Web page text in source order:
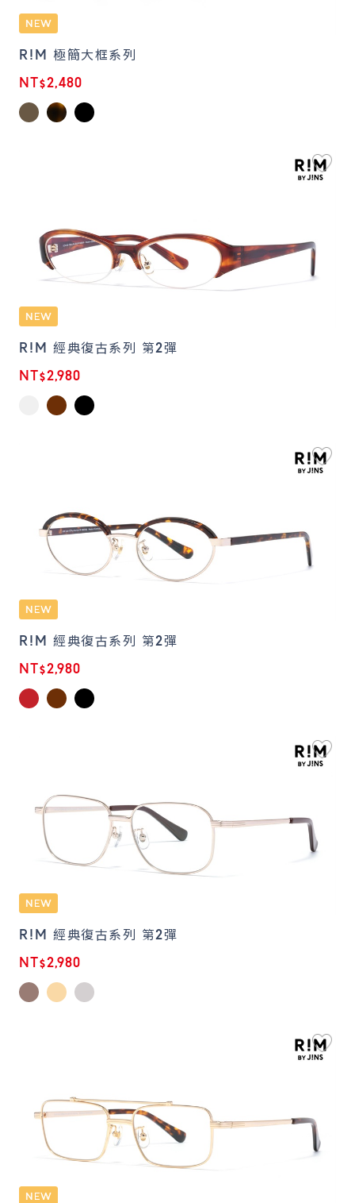
R!M 極簡大框系列
NT$2,480
R!M 經典復古系列 第2彈
NT$2,980
R!M 經典復古系列 第2彈
NT$2,980
R!M 經典復古系列 第2彈
NT$2,980